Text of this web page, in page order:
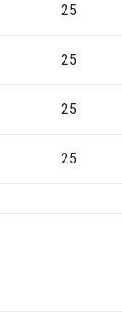
25
25
25
25